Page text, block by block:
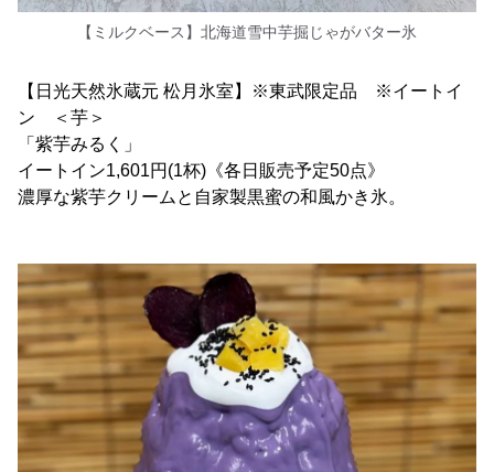
【ミルクベース】北海道雪中芋掘じゃがバター氷
【日光天然氷蔵元 松月氷室】※東武限定品 ※イートイ
ン ＜芋＞
「紫芋みるく」
イートイン1,601円(1杯)《各日販売予定50点》
濃厚な紫芋クリームと自家製黒蜜の和風かき氷。